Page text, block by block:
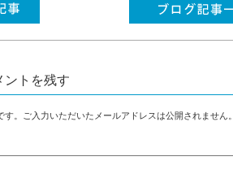
ントを残す
す。ご入力いただいたメールアドレスは公開されません。